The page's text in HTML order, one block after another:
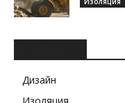
Дизайн